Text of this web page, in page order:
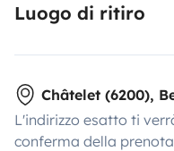
Luogo di ritiro
Châtelet (6200),
L'indirizzo esatto ti
conferma della